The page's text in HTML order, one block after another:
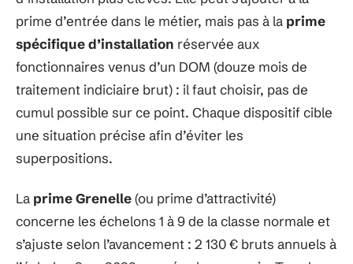
prime d’entrée dans le métier, mais pas à la prime
spécifique d’installation réservée aux
fonctionnaires venus d’un DOM (douze mois de
traitement indiciaire brut) : il faut choisir, pas de
cumul possible sur ce point. Chaque dispositif cible
une situation précise afin d’éviter les
superpositions.
La prime Grenelle(ou prime d’attractivité)
concerne les échelons 1 à 9 de la classe normale et
s’ajuste selon l’avancement : 2 130 € bruts annuels à